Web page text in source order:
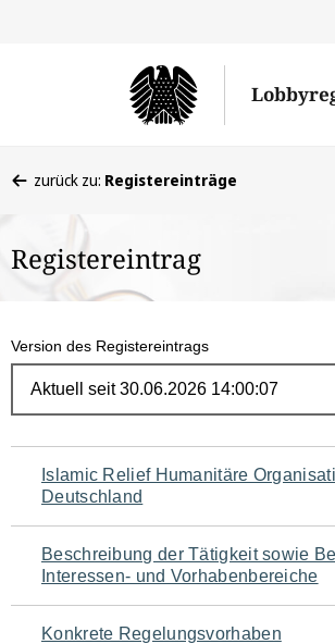
befinden
hier:
zurück zu: Registereinträge
Registereintrag
Version des Registereintrags
Navigation
für
den
Seiteninhalt
Islamic Relief Humanitäre
Deutschland
Beschreibung der Tätigkeit sowie
Interessen- und Vorhabenbereiche
Konkrete Regelungsvorhaben